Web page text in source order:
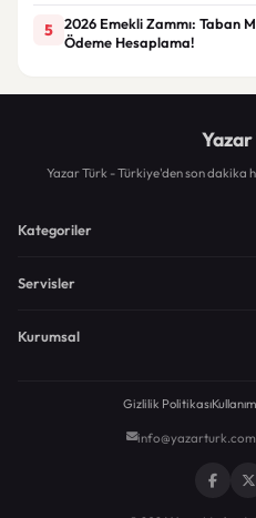
5
2026 Emekli Zammı: Taban
Ödeme Hesaplama!
Yazar Türk - Türkiye'den son dakika
Kategoriler
Servisler
Kurumsal
Gizlilik Politikası
info@yazarturk.com